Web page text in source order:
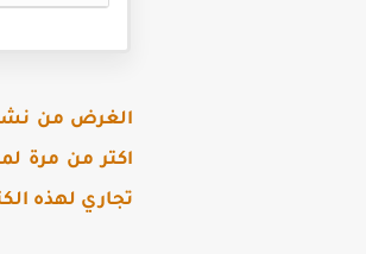
الغرض من نشر
اكتر من مرة
تجاري لهذه